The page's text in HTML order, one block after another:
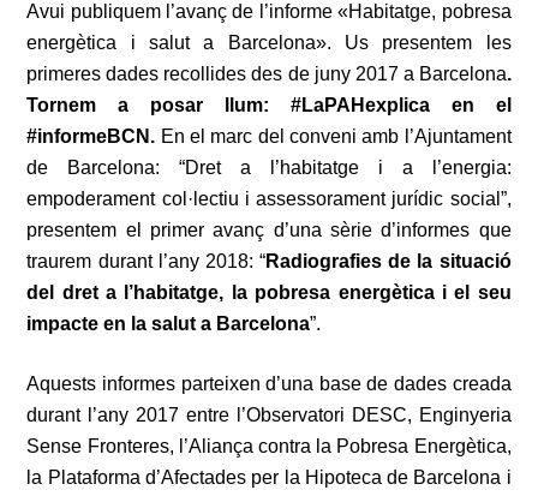
Avui publiquem l’avanç de l’informe «Habitatge, pobresa
energètica i salut a Barcelona». Us presentem les
primeres dades recollides des de juny 2017 a Barcelona.
Tornem a posar llum: #LaPAHexplica en el
#informeBCN. En el marc del conveni amb l’Ajuntament
de Barcelona: “Dret a l’habitatge i a l’energia:
empoderament col·lectiu i assessorament jurídic social”,
presentem el primer avanç d’una sèrie d’informes que
traurem durant l’any 2018: “Radiografies de la situació
del dret a l’habitatge, la pobresa energètica i el seu
impacte en la salut a Barcelona”.
Aquests informes parteixen d’una base de dades creada
durant l’any 2017 entre l’Observatori DESC, Enginyeria
Sense Fronteres, l’Aliança contra la Pobresa Energètica,
la Plataforma d’Afectades per la Hipoteca de Barcelona i